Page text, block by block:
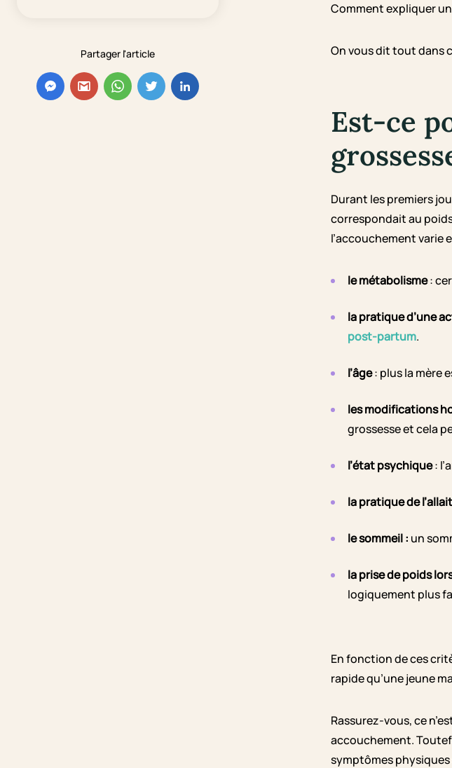
Partager l'article
Comment expliquer
On vous dit tout dans
Est-ce
Durant les premiers
correspondait au
l’accouchement varie
le métabolisme:
la pratique d’une
post-partum.
l’âge: plus la mère
les modifications
grossesse et cela
l’état psychique:
la pratique de
le sommeil : un
la prise de poids
logiquement plus
En fonction de ces
rapide qu’une jeune
Rassurez-vous, ce
accouchement.
symptômes